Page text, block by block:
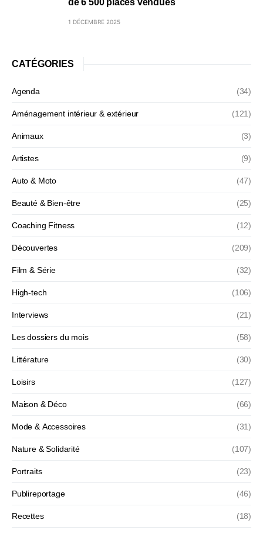
1 DÉCEMBRE 2025
CATÉGORIES
Agenda (34)
Aménagement intérieur & extérieur (121)
Animaux (3)
Artistes (9)
Auto & Moto (47)
Beauté & Bien-être (25)
Coaching Fitness (12)
Découvertes (209)
Film & Série (32)
High-tech (106)
Interviews (21)
Les dossiers du mois (58)
Littérature (30)
Loisirs (127)
Maison & Déco (66)
Mode & Accessoires (31)
Nature & Solidarité (107)
Portraits (23)
Publireportage (46)
Recettes (18)